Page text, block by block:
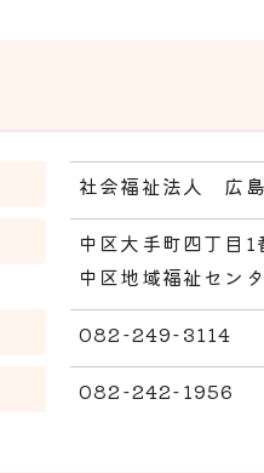
社会福祉法人 広
中区大手町四丁目
中区地域福祉セン
082-249-3114
082-242-1956